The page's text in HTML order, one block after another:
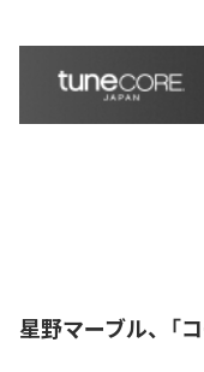
星野マーブル、「